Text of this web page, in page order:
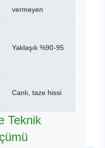
vermeyen
Yaklaşık %90-95
Canlı, taze hissi
Teknik